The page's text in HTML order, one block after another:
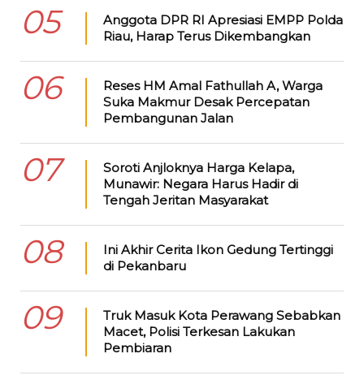
05
Anggota DPR RI Apresiasi EMPP Polda
Riau, Harap Terus Dikembangkan
06
Reses HM Amal Fathullah A, Warga
Suka Makmur Desak Percepatan
Pembangunan Jalan
07
Soroti Anjloknya Harga Kelapa,
Munawir: Negara Harus Hadir di
Tengah Jeritan Masyarakat
08
Ini Akhir Cerita Ikon Gedung Tertinggi
di Pekanbaru
09
Truk Masuk Kota Perawang Sebabkan
Macet, Polisi Terkesan Lakukan
Pembiaran